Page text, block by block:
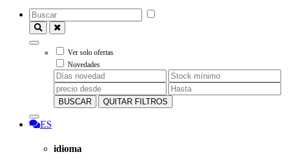
Ver solo ofertas
Novedades
BUSCAR QUITAR FILTROS
ES
idioma